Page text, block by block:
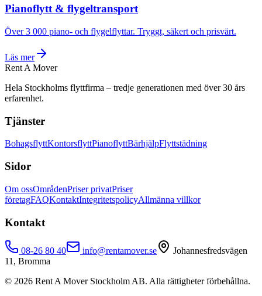
Pianoflytt & flygeltransport
Över 3 000 piano- och flygelflyttar. Tryggt, säkert och prisvärt.
Läs mer
Rent A Mover
Hela Stockholms flyttfirma – tredje generationen med över 30 års
erfarenhet.
Tjänster
BohagsflyttKontorsflyttPianoflyttBärhjälpFlyttstädning
Sidor
Om ossOmrådenPriser privatPriser
företagFAQKontaktIntegritetspolicyAllmänna villkor
Kontakt
08-26 80 40 info@rentamover.se
Johannesfredsvägen
11, Bromma
© 2026 Rent A Mover Stockholm AB. Alla rättigheter förbehållna.